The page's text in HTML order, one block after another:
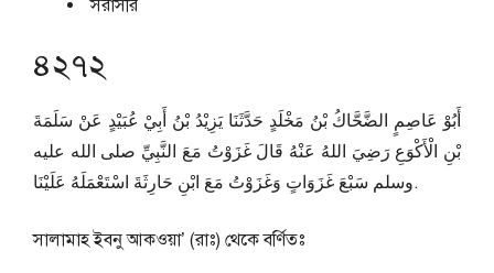
সরাসরি
৪২৭২
أَبُوْ عَاصِمٍ الضَّحَّاكُ بْنُ مَخْلَدٍ حَدَّثَنَا يَزِيْدُ بْنُ أَبِيْ عُبَيْدٍ عَنْ سَلَمَةَ
بْنِ الْأَكْوَعِ رَضِيَ اللهُ عَنْهُ قَالَ غَزَوْتُ مَعَ النَّبِيِّ صلى الله عليه
وسلم سَبْعَ غَزَوَاتٍ وَغَزَوْتُ مَعَ ابْنِ حَارِثَةَ اسْتَعْمَلَهُ عَلَيْنَا.
সালামাহ ইবনু আকওয়া’ (রাঃ) থেকে বর্ণিতঃ